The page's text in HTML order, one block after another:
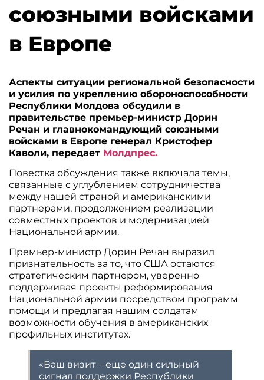
союзными войсками
в Европе
Аспекты ситуации региональной безопасности
и усилия по укреплению обороноспособности
Республики Молдова обсудили в
правительстве премьер-министр Дорин
Речан и главнокомандующий союзными
войсками в Европе генерал Кристофер
Каволи, передает Молдпрес.
Повестка обсуждения также включала темы,
связанные с углублением сотрудничества
между нашей страной и американскими
партнерами, продолжением реализации
совместных проектов и модернизацией
Национальной армии.
Премьер-министр Дорин Речан выразил
признательность за то, что США остаются
стратегическим партнером, уверенно
поддерживая проекты реформирования
Национальной армии посредством программ
помощи и предлагая нашим солдатам
возможности обучения в американских
профильных институтах.
«Ваш визит – еще один сильный
сигнал поддержки Республики